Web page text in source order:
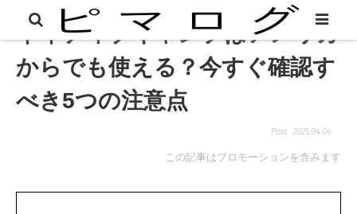
ネイティブキャンプはアメリカ
からでも使える？今すぐ確認す
べき5つの注意点
2025.04.04
この記事はプロモーションを含みます